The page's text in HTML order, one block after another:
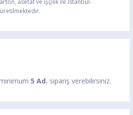
asetat ve işçilik ile İstanbul-
5 Ad. sipariş verebilirsiniz.